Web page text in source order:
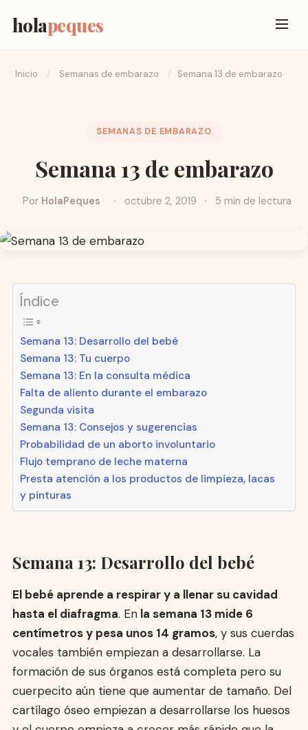
holapeques
Inicio / Semanas de embarazo / Semana 13 de embarazo
SEMANAS DE EMBARAZO
Semana 13 de embarazo
Por HolaPeques · octubre 2, 2019 · 5 min de lectura
Índice
Semana 13: Desarrollo del bebé
Semana 13: Tu cuerpo
Semana 13: En la consulta médica
Falta de aliento durante el embarazo
Segunda visita
Semana 13: Consejos y sugerencias
Probabilidad de un aborto involuntario
Flujo temprano de leche materna
Presta atención a los productos de limpieza, lacas
y pinturas
Semana 13: Desarrollo del bebé
El bebé aprende a respirar y a llenar su cavidad
hasta el diafragma. Enla semana 13 mide 6
centímetros y pesa unos 14 gramos, y sus cuerdas
vocales también empiezan a desarrollarse. La
formación de sus órganos está completa pero su
cuerpecito aún tiene que aumentar de tamaño. Del
cartílago óseo empiezan a desarrollarse los huesos